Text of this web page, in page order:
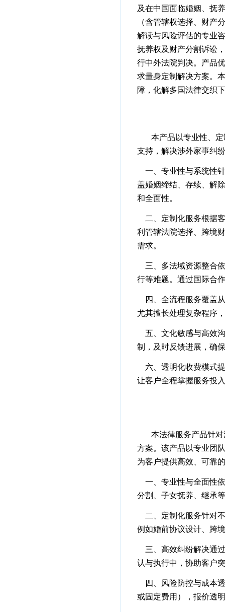
及在中国面临婚姻、抚
（含管辖权选择、财产
解读与风险评估的专业
抚养权及财产分割诉讼
行中外法院判决。产品
求量身定制解决方案。
障，化解多国法律交织
本产品以专业性、
支持，解决涉外家事纠
一、专业性与系统性
盖婚姻缔结、存续、解
和全面性。
二、定制化服务根据
利管辖法院选择、跨境
需求。
三、多法域资源整合
行等难题。通过国际合
四、全流程服务覆盖
尤其擅长处理复杂程序
五、文化敏感与高效
制，及时反馈进展，确
六、透明化收费模式
让客户全程掌握服务投
本法律服务产品针
方案。该产品以专业团
为客户提供高效、可靠
一、专业性与全面性
分割、子女抚养、继承
二、定制化服务针对
例如婚前协议设计、跨
三、高效纠纷解决通
认与执行中，协助客户
四、风险防控与成本
或固定费用），报价透